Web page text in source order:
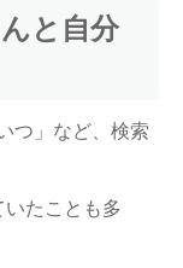
と自分
つ」など、検索
たことも多